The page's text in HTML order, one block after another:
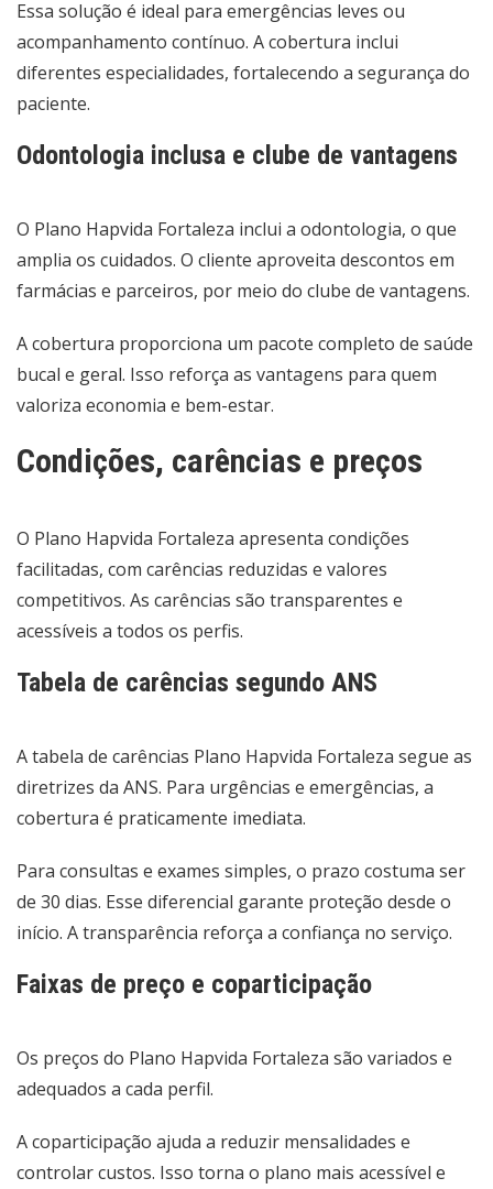
Essa solução é ideal para emergências leves ou
acompanhamento contínuo. A cobertura inclui
diferentes especialidades, fortalecendo a segurança do
paciente.
Odontologia inclusa e clube de vantagens
O Plano Hapvida Fortaleza inclui a odontologia, o que
amplia os cuidados. O cliente aproveita descontos em
farmácias e parceiros, por meio do clube de vantagens.
A cobertura proporciona um pacote completo de saúde
bucal e geral. Isso reforça as vantagens para quem
valoriza economia e bem-estar.
Condições, carências e preços
O Plano Hapvida Fortaleza apresenta condições
facilitadas, com carências reduzidas e valores
competitivos. As carências são transparentes e
acessíveis a todos os perfis.
Tabela de carências segundo ANS
A tabela de carências Plano Hapvida Fortaleza segue as
diretrizes da ANS. Para urgências e emergências, a
cobertura é praticamente imediata.
Para consultas e exames simples, o prazo costuma ser
de 30 dias. Esse diferencial garante proteção desde o
início. A transparência reforça a confiança no serviço.
Faixas de preço e coparticipação
Os preços do Plano Hapvida Fortaleza são variados e
adequados a cada perfil.
A coparticipação ajuda a reduzir mensalidades e
controlar custos. Isso torna o plano mais acessível e